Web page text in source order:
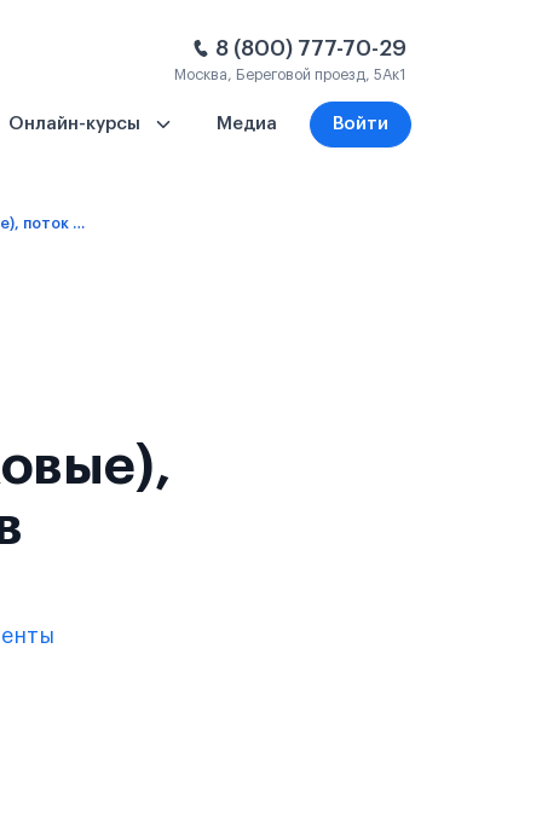
8 (800) 777-70-29
Москва, Береговой проезд, 5Ак1
Онлайн-курсы Медиа Войти
1 семестр – платное обучение (языковые), поток 2 - 2 сентября 2026